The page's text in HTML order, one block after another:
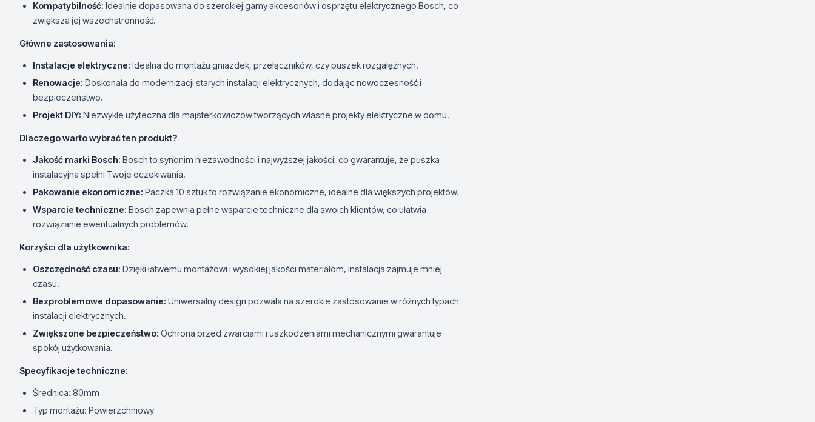
Kompatybilność: Idealnie dopasowana do szerokiej gamy akcesoriów i osprzętu elektrycznego Bosch, co
zwiększa jej wszechstronność.
Główne zastosowania:
Instalacje elektryczne: Idealna do montażu gniazdek, przełączników, czy puszek rozgałęźnych.
Renowacje: Doskonała do modernizacji starych instalacji elektrycznych, dodając nowoczesność i
bezpieczeństwo.
Projekt DIY: Niezwykle użyteczna dla majsterkowiczów tworzących własne projekty elektryczne w domu.
Dlaczego warto wybrać ten produkt?
Jakość marki Bosch: Bosch to synonim niezawodności i najwyższej jakości, co gwarantuje, że puszka
instalacyjna spełni Twoje oczekiwania.
Pakowanie ekonomiczne: Paczka 10 sztuk to rozwiązanie ekonomiczne, idealne dla większych projektów.
Wsparcie techniczne: Bosch zapewnia pełne wsparcie techniczne dla swoich klientów, co ułatwia
rozwiązanie ewentualnych problemów.
Korzyści dla użytkownika:
Oszczędność czasu: Dzięki łatwemu montażowi i wysokiej jakości materiałom, instalacja zajmuje mniej
czasu.
Bezproblemowe dopasowanie: Uniwersalny design pozwala na szerokie zastosowanie w różnych typach
instalacji elektrycznych.
Zwiększone bezpieczeństwo: Ochrona przed zwarciami i uszkodzeniami mechanicznymi gwarantuje
spokój użytkowania.
Specyfikacje techniczne:
Średnica: 80mm
Typ montażu: Powierzchniowy